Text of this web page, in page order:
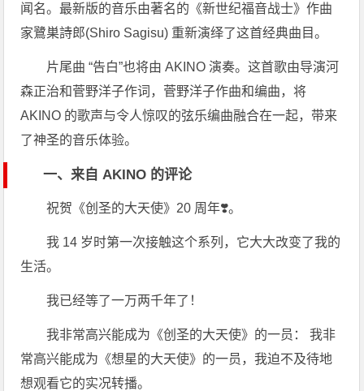
闻名。最新版的音乐由著名的《新世纪福音战士》作曲
家鷺巣詩郎(Shiro Sagisu) 重新演绎了这首经典曲目。
片尾曲 “告白”也将由 AKINO 演奏。这首歌由导演河
森正治和菅野洋子作词，菅野洋子作曲和编曲，将
AKINO 的歌声与令人惊叹的弦乐编曲融合在一起，带来
了神圣的音乐体验。
一、来自 AKINO 的评论
祝贺《创圣的大天使》20 周年❣️。
我 14 岁时第一次接触这个系列，它大大改变了我的
生活。
我已经等了一万两千年了！
我非常高兴能成为《创圣的大天使》的一员： 我非
常高兴能成为《想星的大天使》的一员，我迫不及待地
想观看它的实况转播。